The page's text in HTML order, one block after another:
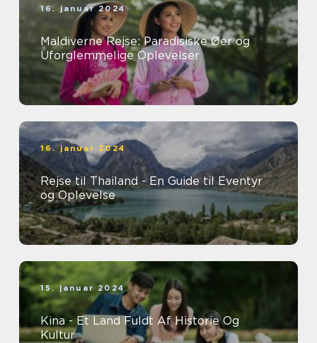
16. januar 2024
Maldiverne Rejse: Paradisiske Øer og
Uforglemmelige Oplevelser
16. januar 2024
Rejse til Thailand - En Guide til Eventyr
og Oplevelse
15. januar 2024
Kina - Et Land Fuldt Af Historie Og
Kultur